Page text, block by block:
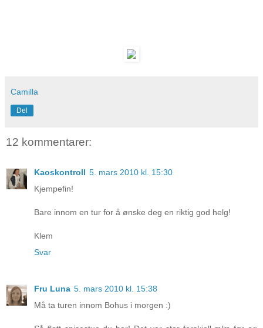
Camilla
Del
12 kommentarer:
Kaoskontroll 5. mars 2010 kl. 15:30
Kjempefin!
Bare innom en tur for å ønske deg en riktig god helg!
Klem
Svar
Fru Luna 5. mars 2010 kl. 15:38
Må ta turen innom Bohus i morgen :)